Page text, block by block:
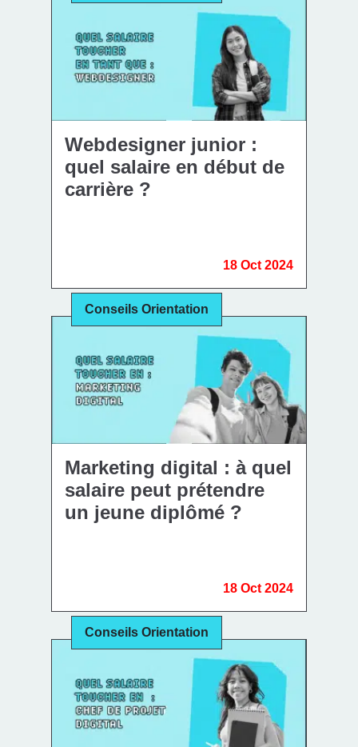
Webdesigner junior :
quel salaire en début de
carrière ?
18 Oct 2024
Conseils Orientation
Marketing digital : à quel
salaire peut prétendre
un jeune diplômé ?
18 Oct 2024
Conseils Orientation